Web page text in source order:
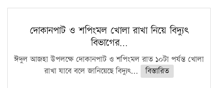
দোকানপাট ও শপিংমল খোলা রাখা নিয়ে বিদ্যুৎ
বিভাগের…
ঈদুল আজহা উপলক্ষে দোকানপাট ও শপিংমল রাত ১০টা পর্যন্ত খোলা
রাখা যাবে বলে জানিয়েছে বিদ্যুৎ...
বিস্তারিত